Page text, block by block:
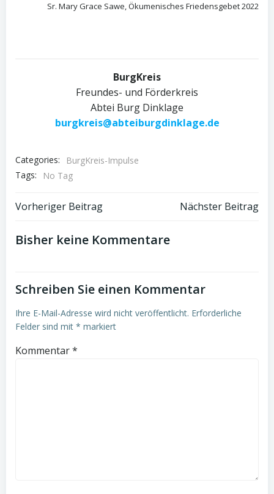
Sr. Mary Grace Sawe, Ökumenisches Friedensgebet 2022
BurgKreis
Freundes- und Förderkreis
Abtei Burg Dinklage
burgkreis@abteiburgdinklage.de
Categories:
BurgKreis-Impulse
Tags:
No Tag
Post
navigation
Vorheriger Beitrag
Post
navigation
Nächster Beitrag
Bisher keine Kommentare
Schreiben Sie einen Kommentar
Ihre E-Mail-Adresse wird nicht veröffentlicht. Erforderliche
Felder sind mit * markiert
Kommentar*